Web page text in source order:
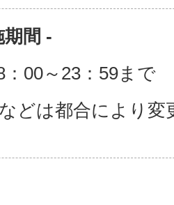
間 -
：00～23：59まで
どは都合により変